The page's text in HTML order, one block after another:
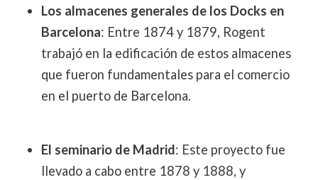
Los almacenes generales de los Docks en
Barcelona: Entre 1874 y 1879, Rogent
trabajó en la edificación de estos almacenes
que fueron fundamentales para el comercio
en el puerto de Barcelona.
El seminario de Madrid: Este proyecto fue
llevado a cabo entre 1878 y 1888, y